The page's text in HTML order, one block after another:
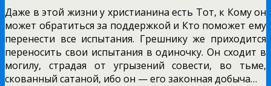
Даже в этой жизни у христианина есть Тот, к Кому он
может обратиться за поддержкой и Кто поможет ему
перенести все испытания. Грешнику же приходится
переносить свои испытания в одиночку. Он сходит в
могилу, страдая от угрызений совести, во тьме,
скованный сатаной, ибо он — его законная добыча…